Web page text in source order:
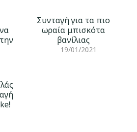
Συνταγή για τα πιο
ωραία μπισκότα
βανίλιας
19/01/2021